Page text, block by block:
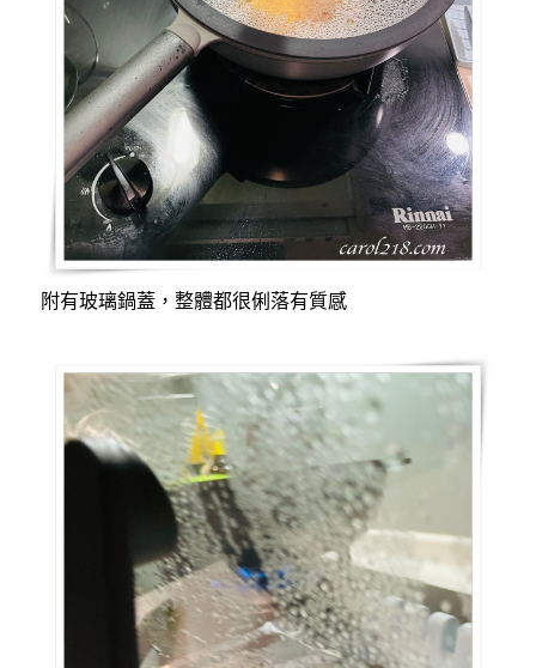
附有玻璃鍋蓋，整體都很俐落有質感